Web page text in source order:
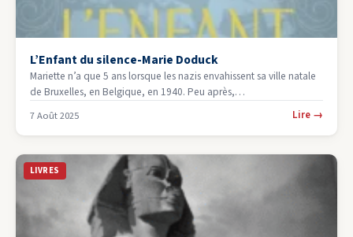
L’Enfant du silence-Marie Doduck
Mariette n’a que 5 ans lorsque les nazis envahissent sa ville natale
de Bruxelles, en Belgique, en 1940. Peu après,…
7 Août 2025 Lire →
LIVRES